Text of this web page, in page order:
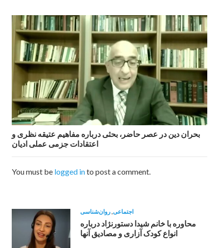
بحران دین در عصر حاضر، بحثی درباره مفاهیم عتیقه نظری و
اعتقادات جزمی عملی ادیان
You must be logged into post a comment.
اجتماعی,روان‌شناسی
محاوره با خانم شیدا دستورنژاد درباره
انواع کودک آزاری و مصادیق آنها